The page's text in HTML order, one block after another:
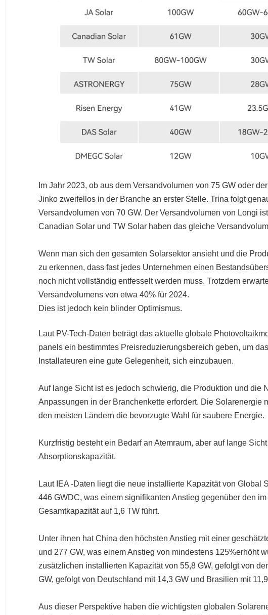
Im Jahr 2023, ob aus dem Versandvolumen von 75 GW oder
Jinko zweifellos in der Branche an erster Stelle. Trina folgt
Versandvolumen von 70 GW. Der Versandvolumen von Longi
Canadian Solar und TW Solar haben das gleiche
Wenn man sich den gesamten Solarsektor ansieht und die
zu erkennen, dass fast jedes Unternehmen einen
noch nicht vollständig entfesselt werden muss. Trotzdem
Versandvolumens von etwa 40% für 2024.
Dies ist jedoch kein blinder Optimismus.
Laut PV-Tech-Daten beträgt das aktuelle globale
panels ein bestimmtes Preisreduzierungsbereich geben, um
Installateuren eine gute Gelegenheit, sich einzubauen.
Auf lange Sicht ist es jedoch schwierig, die Produktion und die
Anpassungen in der Branchenkette erfordert. Die
den meisten Ländern die bevorzugte Wahl für saubere Energie.
Kurzfristig besteht ein Bedarf an Atemraum, aber auf lange
Absorptionskapazität.
Laut IEA -Daten liegt die neue installierte Kapazität von Global
446 GWDC, was einem signifikanten Anstieg gegenüber den
Gesamtkapazität auf 1,6 TW führt.
Unter ihnen hat China den höchsten Anstieg mit einer
und 277 GW, was einem Anstieg von mindestens 125%erhöht
zusätzlichen installierten Kapazität von 55,8 GW, gefolgt von
GW, gefolgt von Deutschland mit 14,3 GW und Brasilien mit
Aus dieser Perspektive haben die wichtigsten globalen